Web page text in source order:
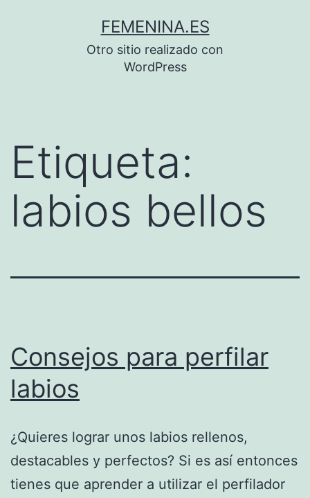
FEMENINA.ES
Otro sitio realizado con
WordPress
Etiqueta:
labios bellos
Consejos para perfilar
labios
¿Quieres lograr unos labios rellenos,
destacables y perfectos? Si es así entonces
tienes que aprender a utilizar el perfilador